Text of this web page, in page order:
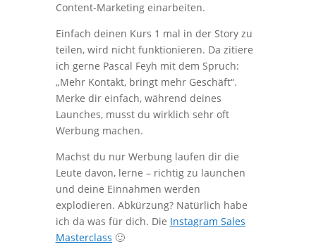
Content-Marketing einarbeiten.
Einfach deinen Kurs 1 mal in der Story zu
teilen, wird nicht funktionieren. Da zitiere
ich gerne Pascal Feyh mit dem Spruch:
„Mehr Kontakt, bringt mehr Geschäft“.
Merke dir einfach, während deines
Launches, musst du wirklich sehr oft
Werbung machen.
Machst du nur Werbung laufen dir die
Leute davon, lerne – richtig zu launchen
und deine Einnahmen werden
explodieren. Abkürzung? Natürlich habe
ich da was für dich. Die Instagram Sales
Masterclass 🙂